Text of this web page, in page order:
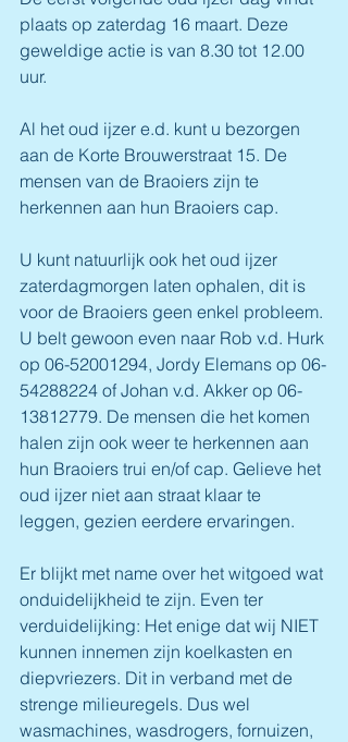
plaats op zaterdag 16 maart. Deze
geweldige actie is van 8.30 tot 12.00
uur.
Al het oud ijzer e.d. kunt u bezorgen
aan de Korte Brouwerstraat 15. De
mensen van de Braoiers zijn te
herkennen aan hun Braoiers cap.
U kunt natuurlijk ook het oud ijzer
zaterdagmorgen laten ophalen, dit is
voor de Braoiers geen enkel probleem.
U belt gewoon even naar Rob v.d. Hurk
op 06-52001294, Jordy Elemans op 06-
54288224 of Johan v.d. Akker op 06-
13812779. De mensen die het komen
halen zijn ook weer te herkennen aan
hun Braoiers trui en/of cap. Gelieve het
oud ijzer niet aan straat klaar te
leggen, gezien eerdere ervaringen.
Er blijkt met name over het witgoed wat
onduidelijkheid te zijn. Even ter
verduidelijking: Het enige dat wij NIET
kunnen innemen zijn koelkasten en
diepvriezers. Dit in verband met de
strenge milieuregels. Dus wel
wasmachines, wasdrogers, fornuizen,